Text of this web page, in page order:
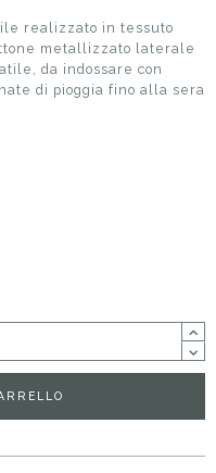
realizzato in tessuto
metallizzato laterale
da indossare con
di pioggia fino alla sera